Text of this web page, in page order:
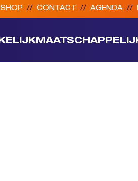
// CONTACT // AGENDA //